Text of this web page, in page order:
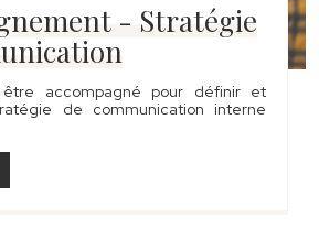
- Stratégie
être accompagné pour définir et
de communication interne